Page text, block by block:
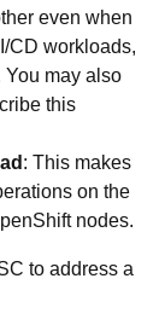
even when
CD workloads,
may also
this
: This makes
on the
nodes.
to address a